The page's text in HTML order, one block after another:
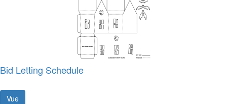
Bid Letting Schedule
Vue